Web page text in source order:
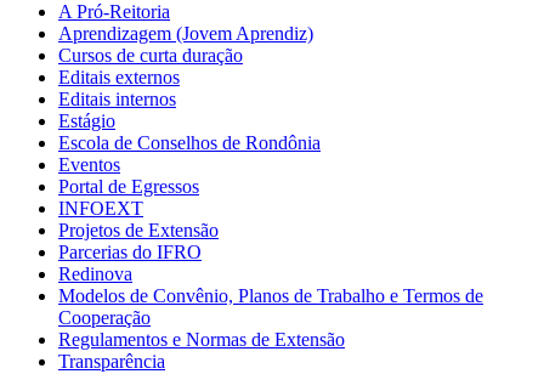
A Pró-Reitoria
Aprendizagem (Jovem Aprendiz)
Cursos de curta duração
Editais externos
Editais internos
Estágio
Escola de Conselhos de Rondônia
Eventos
Portal de Egressos
INFOEXT
Projetos de Extensão
Parcerias do IFRO
Redinova
Modelos de Convênio, Planos de Trabalho e Termos de
Cooperação
Regulamentos e Normas de Extensão
Transparência